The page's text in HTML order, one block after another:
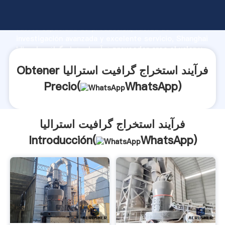
fuerte capacidad de producción, fuerza de
فرآیند استخراج گرافیت استرالیا proveedor crea el valor y
Obtener فرآیند استخراج گرافیت استرالیا
Precio(
WhatsApp)
فرآیند استخراج گرافیت استرالیا
Introducción(
WhatsApp)